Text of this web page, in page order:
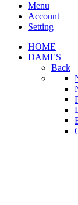
Menu
Account
Setting
HOME
DAMES
Back